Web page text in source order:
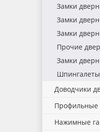
Замки
Замки
Замки
Прочие
Замки
Доводчики
Нажимные